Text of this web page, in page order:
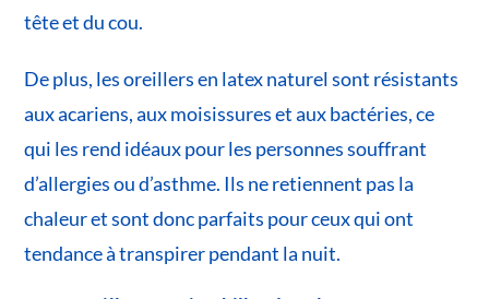
tête et du cou.
De plus, les oreillers en latex naturel sont résistants
aux acariens, aux moisissures et aux bactéries, ce
qui les rend idéaux pour les personnes souffrant
d’allergies ou d’asthme. Ils ne retiennent pas la
chaleur et sont donc parfaits pour ceux qui ont
tendance à transpirer pendant la nuit.